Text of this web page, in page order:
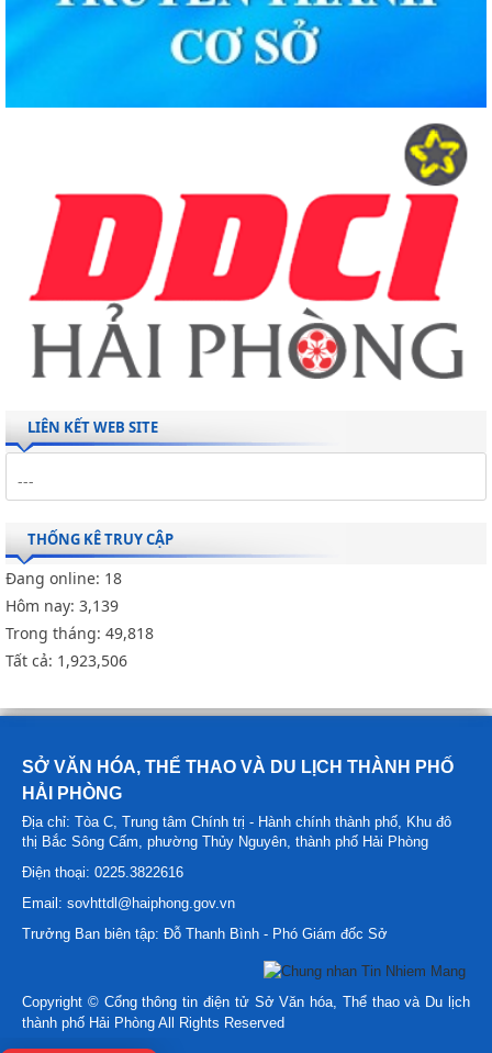
LIÊN KẾT WEB SITE
THỐNG KÊ TRUY CẬP
Đang online: 18
Hôm nay: 3,139
Trong tháng: 49,818
Tất cả: 1,923,506
SỞ VĂN HÓA, THỂ THAO VÀ DU LỊCH THÀNH PHỐ
HẢI PHÒNG
Địa chỉ: Tòa C, Trung tâm Chính trị - Hành chính thành phố, Khu đô
thị Bắc Sông Cấm, phường Thủy Nguyên, thành phố Hải Phòng
Điện thoại: 0225.3822616
Email: sovhttdl@haiphong.gov.vn
Trưởng Ban biên tập: Đỗ Thanh Bình - Phó Giám đốc Sở
Copyright © Cổng thông tin điện tử Sở Văn hóa, Thể thao và Du lịch
thành phố Hải Phòng All Rights Reserved